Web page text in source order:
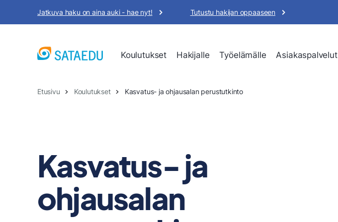
Jatkuva haku on aina auki - hae nyt! Tutustu hakijan oppaaseen
Koulutukset Hakijalle Työelämälle Asiakaspalvelut
Etusivu Koulutukset Kasvatus- ja ohjausalan perustutkinto
Kasvatus- ja
ohjausalan